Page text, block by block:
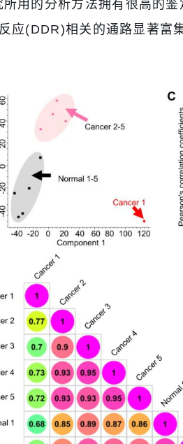
用的分析方法拥有很高的
应(DDR)相关的通路显著富